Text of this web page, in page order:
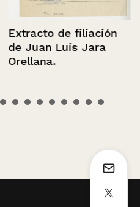
Extracto de filiación
de Juan Luis Jara
Orellana.